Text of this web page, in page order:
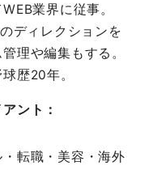
業界に従事。
ディレクションを
理や編集もする。
歴20年。
ント：
転職・美容・海外